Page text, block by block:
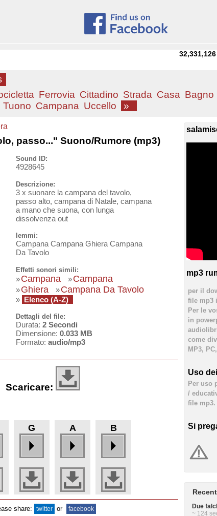
32,331,126
Ferrovia Cittadino Strada Casa Bagno
Tuono Campana Uccello »
passo..." Suono/Rumore (mp3)
Sound ID:
4928645
Descrizione:
3 x suonare la campana del tavolo,
passo alto, campana di Natale, campana
a mano che suona, con lunga
dissolvenza out
lemmi:
Campana Campana Ghiera Campana
Da Tavolo
Effetti sonori simili:
»Campana »Campana
»Ghiera »Campana Da Tavolo
» Elenco (A-Z)
Dettagli del file:
Durata: 2 Secondi
Dimensione: 0.033 MB
Formato: audio/mp3
Scaricare:
G A B
share: twitter or facebook
mp3
per il
file mp3
Per le
in
come
MP3,
Uso
Per uso
/
file mp3.
Si
Due
~ 124